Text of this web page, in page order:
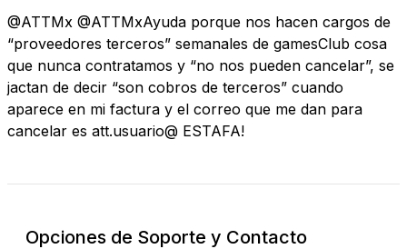
@ATTMx @ATTMxAyuda porque nos hacen cargos de
“proveedores terceros” semanales de gamesClub cosa
que nunca contratamos y “no nos pueden cancelar”, se
jactan de decir “son cobros de terceros” cuando
aparece en mi factura y el correo que me dan para
cancelar es att.usuario@ ESTAFA!
Opciones de Soporte y Contacto